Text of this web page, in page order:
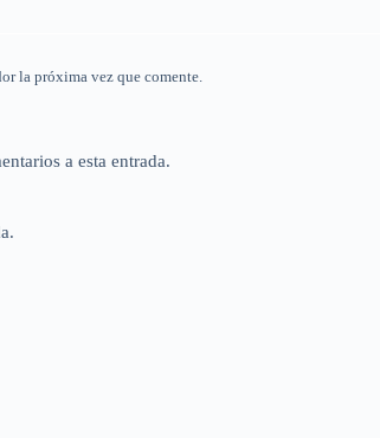
la próxima vez que comente.
a esta entrada.